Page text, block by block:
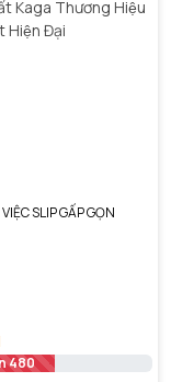
SLIP GẤP GỌN
480